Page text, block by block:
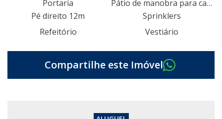
Portaria
Pátio de manobra para caminhões e carretas
Pé direito 12m
Sprinklers
Refeitório
Vestiário